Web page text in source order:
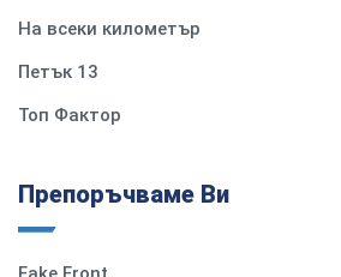
На всеки километър
Петък 13
Топ Фактор
Препоръчваме Ви